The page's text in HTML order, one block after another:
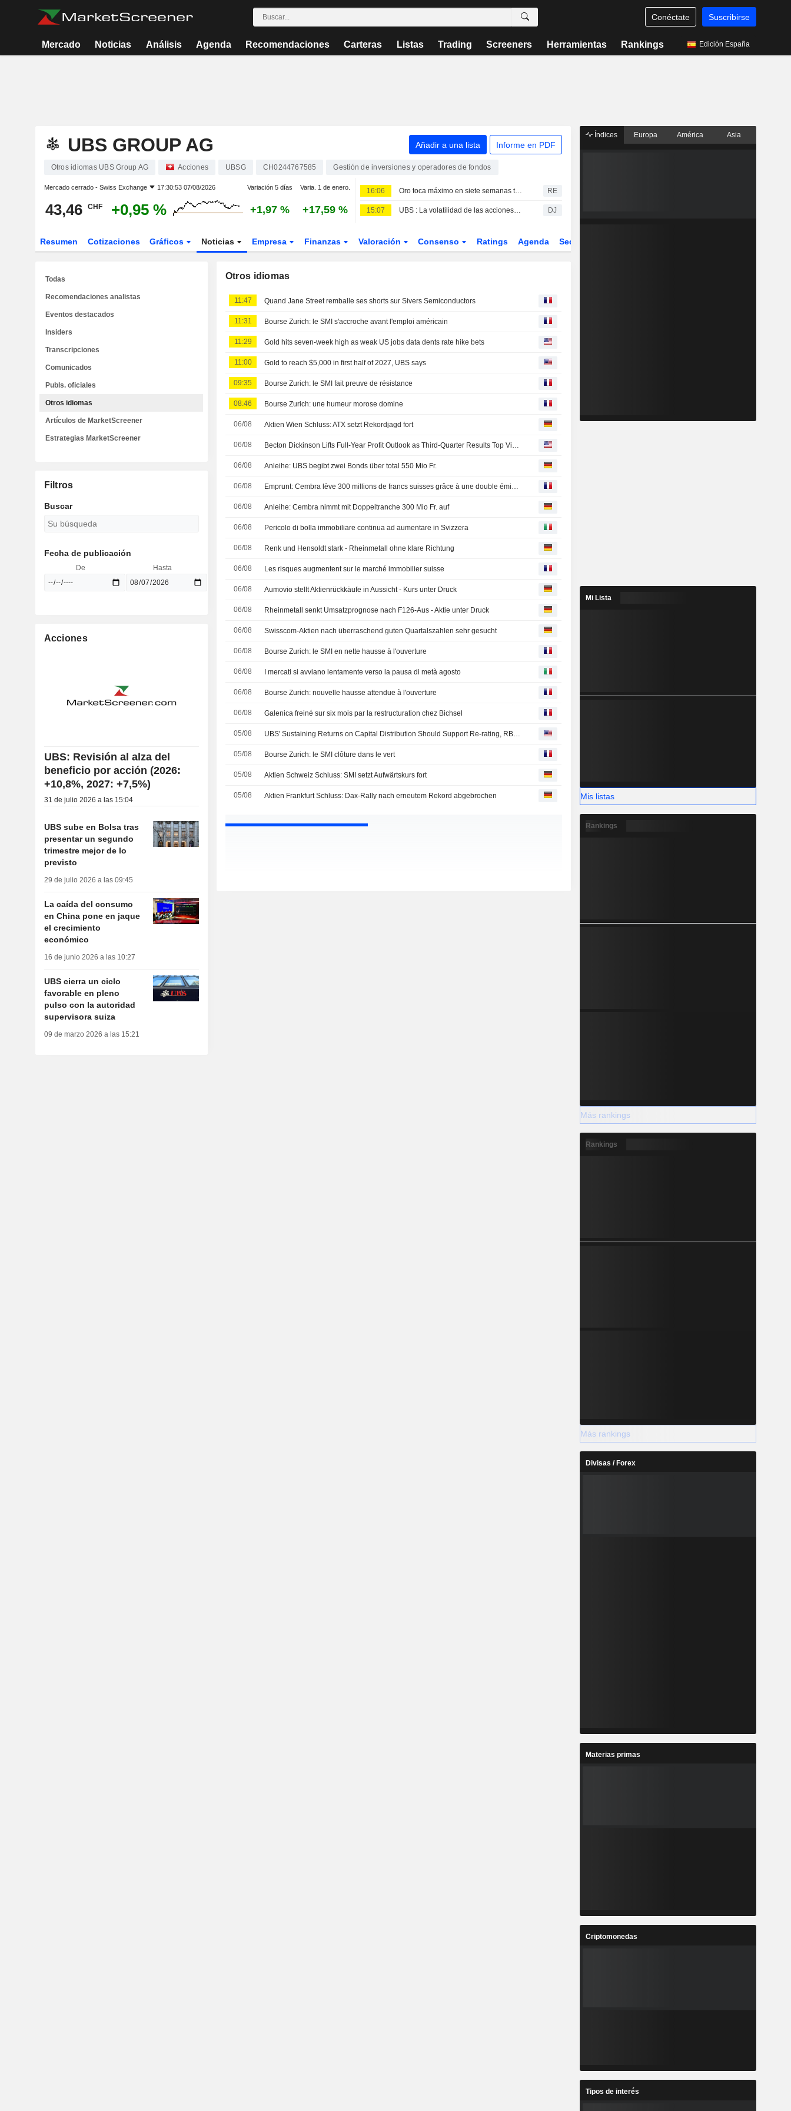
Conéctate Suscribirse
Mercado Noticias Análisis Agenda Recomendaciones Carteras Listas Trading Screeners Herramientas Rankings Edición España
UBS GROUP AG Añadir a una lista Informe en PDF
Otros idiomas UBS Group AG Acciones UBSG CH0244767585 Gestión de inversiones y operadores de fondos
Mercado cerrado - Swiss Exchange 17:30:53 07/08/2026 Variación 5 días Varia. 1 de enero.
43,46 CHF +0,95 % +1,97 % +17,59 %
16:06 Oro toca máximo en siete semanas tras débiles datos de empleo en EEUU RE
15:07 UBS : La volatilidad de las acciones tecnológicas alcanza su punto más alto desde el crash de las puntocom -- Market Talk DJ
Resumen Cotizaciones Gráficos Noticias Empresa Finanzas Valoración Consenso Ratings Agenda Sector
Otros idiomas
11:47 Quand Jane Street remballe ses shorts sur Sivers Semiconductors
11:31 Bourse Zurich: le SMI s'accroche avant l'emploi américain
11:29 Gold hits seven-week high as weak US jobs data dents rate hike bets
11:00 Gold to reach $5,000 in first half of 2027, UBS says
09:35 Bourse Zurich: le SMI fait preuve de résistance
08:46 Bourse Zurich: une humeur morose domine
06/08 Aktien Wien Schluss: ATX setzt Rekordjagd fort
06/08 Becton Dickinson Lifts Full-Year Profit Outlook as Third-Quarter Results Top Views
06/08 Anleihe: UBS begibt zwei Bonds über total 550 Mio Fr.
06/08 Emprunt: Cembra lève 300 millions de francs suisses grâce à une double émission
06/08 Anleihe: Cembra nimmt mit Doppeltranche 300 Mio Fr. auf
06/08 Pericolo di bolla immobiliare continua ad aumentare in Svizzera
06/08 Renk und Hensoldt stark - Rheinmetall ohne klare Richtung
06/08 Les risques augmentent sur le marché immobilier suisse
06/08 Aumovio stellt Aktienrückkäufe in Aussicht - Kurs unter Druck
06/08 Rheinmetall senkt Umsatzprognose nach F126-Aus - Aktie unter Druck
06/08 Swisscom-Aktien nach überraschend guten Quartalszahlen sehr gesucht
06/08 Bourse Zurich: le SMI en nette hausse à l'ouverture
06/08 I mercati si avviano lentamente verso la pausa di metà agosto
06/08 Bourse Zurich: nouvelle hausse attendue à l'ouverture
06/08 Galenica freiné sur six mois par la restructuration chez Bichsel
05/08 UBS' Sustaining Returns on Capital Distribution Should Support Re-rating, RBC Says
05/08 Bourse Zurich: le SMI clôture dans le vert
05/08 Aktien Schweiz Schluss: SMI setzt Aufwärtskurs fort
05/08 Aktien Frankfurt Schluss: Dax-Rally nach erneutem Rekord abgebrochen
Todas
Recomendaciones analistas
Eventos destacados
Insiders
Transcripciones
Comunicados
Publs. oficiales
Otros idiomas
Artículos de MarketScreener
Estrategias MarketScreener
Filtros
Buscar
Fecha de publicación
De Hasta
Acciones
UBS: Revisión al alza del
beneficio por acción (2026:
+10,8%, 2027: +7,5%)
31 de julio 2026 a las 15:04
UBS sube en Bolsa tras
presentar un segundo
trimestre mejor de lo
previsto
29 de julio 2026 a las 09:45
La caída del consumo
en China pone en jaque
el crecimiento
económico
16 de junio 2026 a las 10:27
UBS cierra un ciclo
favorable en pleno
pulso con la autoridad
supervisora suiza
09 de marzo 2026 a las 15:21
Índices Europa América Asia
Mi Lista
Mis listas
Rankings
Más rankings
Rankings
Más rankings
Divisas / Forex
Materias primas
Criptomonedas
Tipos de interés